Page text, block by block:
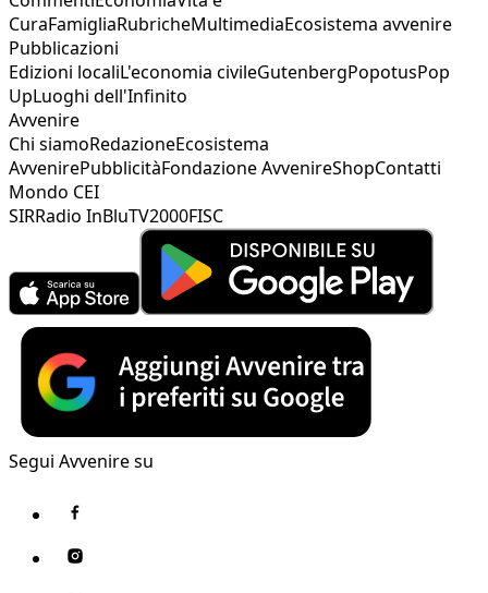
CuraFamigliaRubricheMultimediaEcosistema avvenire
Pubblicazioni
Edizioni localiL'economia civileGutenbergPopotusPop
UpLuoghi dell'Infinito
Avvenire
Chi siamoRedazioneEcosistema
AvvenirePubblicitàFondazione AvvenireShopContatti
Mondo CEI
SIRRadio InBluTV2000FISC
Segui Avvenire su